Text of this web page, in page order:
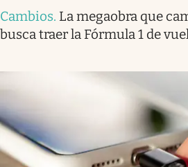
Cambios. La megaobra que
busca traer la Fórmula 1 de